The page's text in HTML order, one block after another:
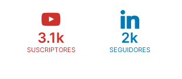
3.1k
SUSCRIPTORES
2k
SEGUIDORES